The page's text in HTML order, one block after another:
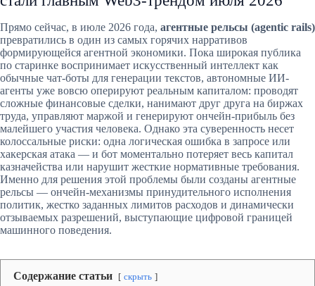
Прямо сейчас, в июле 2026 года, агентные рельсы (agentic rails)
превратились в один из самых горячих нарративов
формирующейся агентной экономики. Пока широкая публика
по старинке воспринимает искусственный интеллект как
обычные чат-боты для генерации текстов, автономные ИИ-
агенты уже вовсю оперируют реальным капиталом: проводят
сложные финансовые сделки, нанимают друг друга на биржах
труда, управляют маржой и генерируют ончейн-прибыль без
малейшего участия человека. Однако эта суверенность несет
колоссальные риски: одна логическая ошибка в запросе или
хакерская атака — и бот моментально потеряет весь капитал
казначейства или нарушит жесткие нормативные требования.
Именно для решения этой проблемы были созданы агентные
рельсы — ончейн-механизмы принудительного исполнения
политик, жестко заданных лимитов расходов и динамически
отзываемых разрешений, выступающие цифровой границей
машинного поведения.
Содержание статьи скрыть